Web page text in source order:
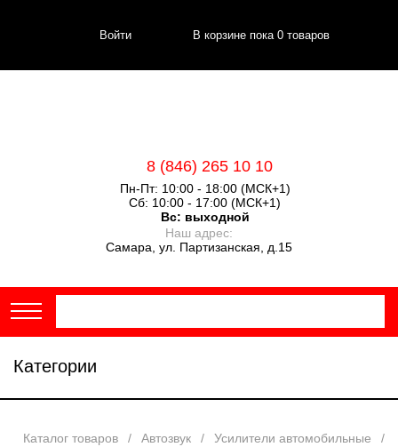
Войти В корзине пока 0товаров
8 (846) 265 10 10
Пн-Пт: 10:00 - 18:00 (МСК+1)
Сб: 10:00 - 17:00 (МСК+1)
Вс: выходной
Наш адрес:
Самара, ул. Партизанская, д.15
Категории
Каталог товаров / Автозвук / Усилители автомобильные
/